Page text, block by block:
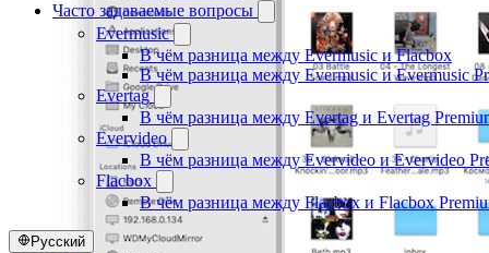
Часто задаваемые вопросы
Evermusic
В чём разница между Evermusic и Flacbox
В чём разница между Evermusic и Evermusic
Evertag
В чём разница между Evertag и Evertag
Evervideo
В чём разница между Evervideo и Evervideo
Flacbox
В чём разница между Flacbox и Flacbox
Русский